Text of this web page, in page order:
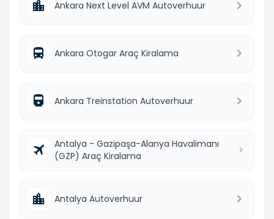
Ankara Next Level AVM Autoverhuur
Ankara Otogar Araç Kiralama
Ankara Treinstation Autoverhuur
Antalya - Gazipaşa-Alanya Havalimanı
(GZP) Araç Kiralama
Antalya Autoverhuur